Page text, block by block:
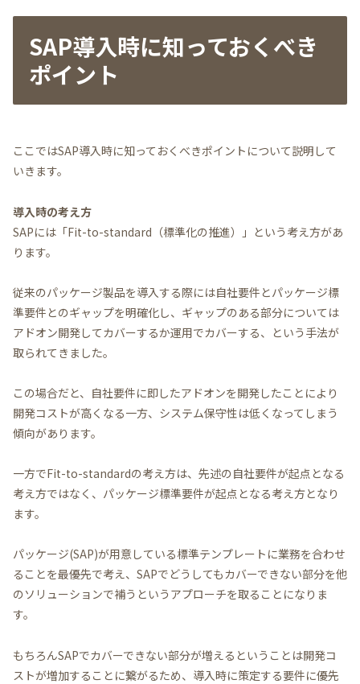
SAP導入時に知っておくべき
ポイント
ここではSAP導入時に知っておくべきポイントについて説明して
いきます。
導入時の考え方
SAPには「Fit-to-standard（標準化の推進）」という考え方があ
ります。
従来のパッケージ製品を導入する際には自社要件とパッケージ標
準要件とのギャップを明確化し、ギャップのある部分については
アドオン開発してカバーするか運用でカバーする、という手法が
取られてきました。
この場合だと、自社要件に即したアドオンを開発したことにより
開発コストが高くなる一方、システム保守性は低くなってしまう
傾向があります。
一方でFit-to-standardの考え方は、先述の自社要件が起点となる
考え方ではなく、パッケージ標準要件が起点となる考え方となり
ます。
パッケージ(SAP)が用意している標準テンプレートに業務を合わせ
ることを最優先で考え、SAPでどうしてもカバーできない部分を他
のソリューションで補うというアプローチを取ることになりま
す。
もちろんSAPでカバーできない部分が増えるということは開発コ
ストが増加することに繋がるため、導入時に策定する要件に優先